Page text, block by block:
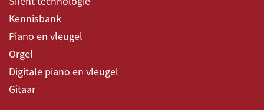
Kennisbank
Piano en vleugel
Orgel
Digitale piano en vleugel
Gitaar